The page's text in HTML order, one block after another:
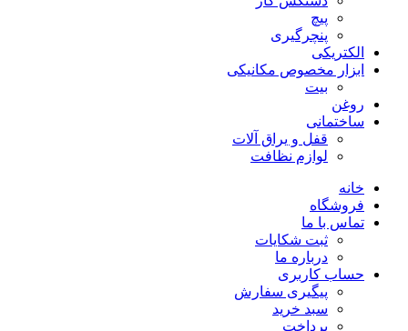
پیچ
پنچرگیری
الکتریکی
ابزار مخصوص مکانیکی
بیت
روغن
ساختمانی
قفل و یراق آلات
لوازم نظافت
خانه
فروشگاه
تماس با ما
ثبت شکایات
درباره ما
حساب کاربری
پیگیری سفارش
سبد خرید
پرداخت